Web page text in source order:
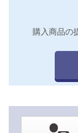
購入商品の